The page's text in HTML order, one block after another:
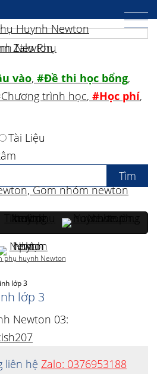
lớp 3
lớp 3
Newton 03:
liên hệ Zalo: 0376953188
vào, #Đề thi học bổng,
trình học, #Học phí,
Tài Liệu
phụ huynh Newton